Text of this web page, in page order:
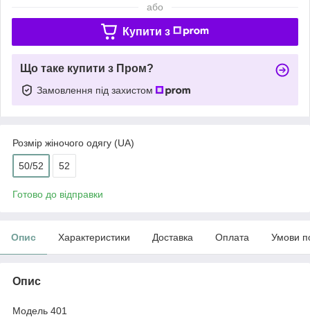
або
Купити з
Що таке купити з Пром?
Замовлення під захистом
Розмір жіночого одягу (UA)
50/52 52
Готово до відправки
Опис Характеристики Доставка Оплата Умови
Опис
Модель 401